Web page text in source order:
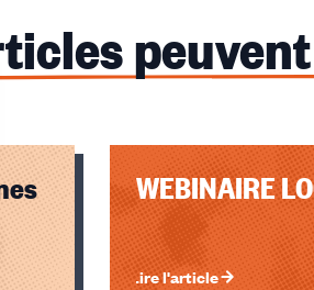
le bandeau des cookies
WEBINAIRE
Lire l'article